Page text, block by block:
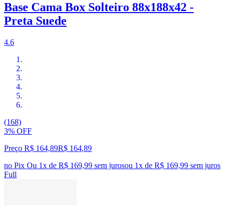
Base Cama Box Solteiro 88x188x42 -
Preta Suede
4.6
(168)
3% OFF
Preço R$ 164,89R$ 164,89
no Pix Ou 1x de R$ 169,99 sem jurosou 1x de R$ 169,99 sem juros
Full